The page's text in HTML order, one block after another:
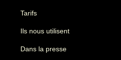
Tarifs
Ils nous utilisent
Dans la presse